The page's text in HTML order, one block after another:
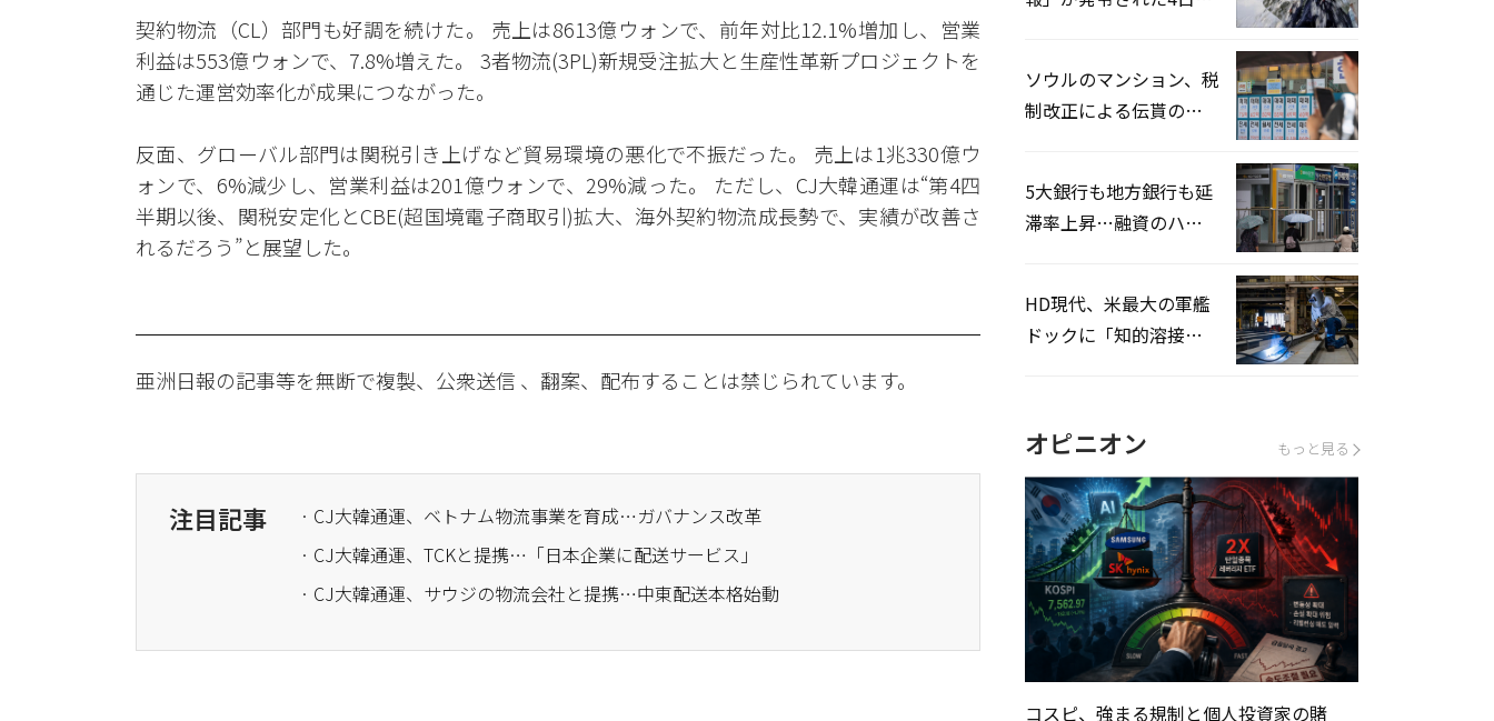
契約物流（CL）部門も好調を続けた。 売上は8613億ウォンで、前年対比12.1%増加し、営業
利益は553億ウォンで、7.8%増えた。 3者物流(3PL)新規受注拡大と生産性革新プロジェクトを
通じた運営効率化が成果につながった。
反面、グローバル部門は関税引き上げなど貿易環境の悪化で不振だった。 売上は1兆330億ウ
ォンで、6%減少し、営業利益は201億ウォンで、29%減った。 ただし、CJ大韓通運は“第4四
半期以後、関税安定化とCBE(超国境電子商取引)拡大、海外契約物流成長勢で、実績が改善さ
れるだろう”と展望した。
亜洲日報の記事等を無断で複製、公衆送信 、翻案、配布することは禁じられています。
注目記事
· CJ大韓通運、ベトナム物流事業を育成…ガバナンス改革
· CJ大韓通運、TCKと提携…「日本企業に配送サービス」
· CJ大韓通運、サウジの物流会社と提携…中東配送本格始動
ソウルのマンション、税
制改正による伝貰の月
5大銀行も地方銀行も延
滞率上昇…融資のハー
HD現代、米最大の軍艦
ドックに「知的溶接」
オピニオン もっと見る
コスピ、強まる規制と個人投資家の賭